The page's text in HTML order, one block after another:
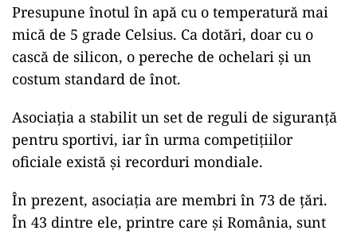
Presupune înotul în apă cu o temperatură mai
mică de 5 grade Celsius. Ca dotări, doar cu o
cască de silicon, o pereche de ochelari și un
costum standard de înot.
Asociația a stabilit un set de reguli de siguranță
pentru sportivi, iar în urma competițiilor
oficiale există și recorduri mondiale.
În prezent, asociația are membri în 73 de țări.
În 43 dintre ele, printre care și România, sunt